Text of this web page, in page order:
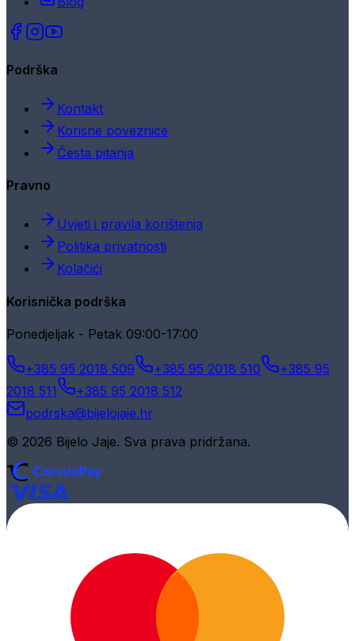
Podrška
Kontakt
Korisne poveznice
Česta pitanja
Pravno
Uvjeti i pravila korištenja
Politika privatnosti
Kolačići
Korisnička podrška
Ponedjeljak - Petak 09:00-17:00
+385 95 2018 509 +385 95 2018 510
+385 95
2018 511
+385 95 2018 512
podrska@bijelojaje.hr
© 2026 Bijelo Jaje. Sva prava pridržana.